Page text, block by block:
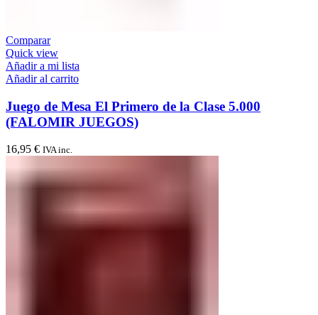
Comparar
Quick view
Añadir a mi lista
Añadir al carrito
Juego de Mesa El Primero de la Clase 5.000
(FALOMIR JUEGOS)
16,95 € IVA inc.